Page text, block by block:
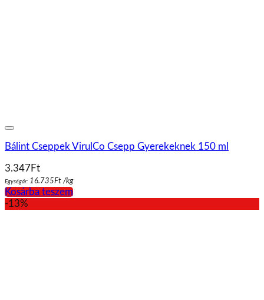
Bálint Cseppek VirulCo Csepp Gyerekeknek 150 ml
3.347 Ft
Egységár: 16.735Ft /kg
Kosárba teszem
-13%